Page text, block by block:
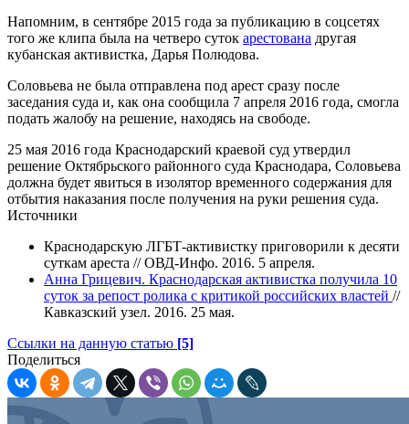
Напомним, в сентябре 2015 года за публикацию в соцсетях
того же клипа была на четверо суток арестована другая
кубанская активистка, Дарья Полюдова.
Соловьева не была отправлена под арест сразу после
заседания суда и, как она сообщила 7 апреля 2016 года, смогла
подать жалобу на решение, находясь на свободе.
25 мая 2016 года Краснодарский краевой суд утвердил
решение Октябрьского районного суда Краснодара, Соловьева
должна будет явиться в изолятор временного содержания для
отбытия наказания после получения на руки решения суда.
Источники
Краснодарскую ЛГБТ-активистку приговорили к десяти
суткам ареста // ОВД-Инфо. 2016. 5 апреля.
Анна Грицевич. Краснодарская активистка получила 10
суток за репост ролика с критикой российских властей //
Кавказский узел. 2016. 25 мая.
Ссылки на данную статью [5]
Поделиться